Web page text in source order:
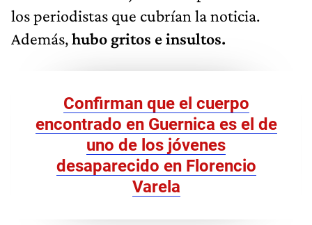
los periodistas que cubrían la noticia.
Además,hubo gritos e insultos.
Confirman que el cuerpo
encontrado en Guernica es el de
uno de los jóvenes
desaparecido en Florencio
Varela